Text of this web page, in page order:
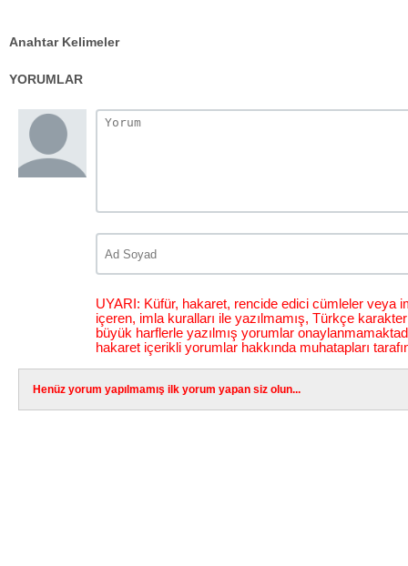
Anahtar Kelimeler
YORUMLAR
UYARI: Küfür, hakaret, rencide edici cümleler veya
içeren, imla kuralları ile yazılmamış, Türkçe
büyük harflerle yazılmış yorumlar
hakaret içerikli yorumlar hakkında muhatapları
Henüz yorum yapılmamış ilk yorum yapan siz olun...